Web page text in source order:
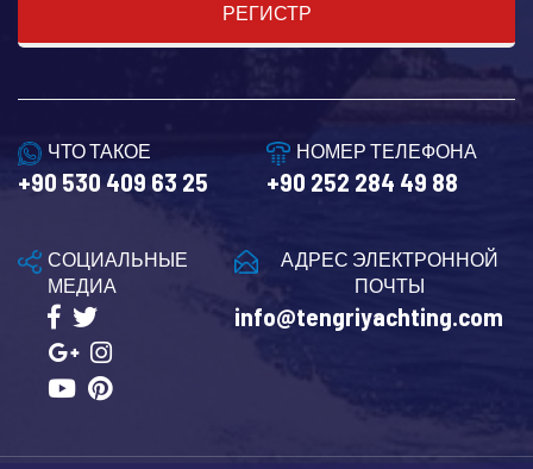
РЕГИСТР
ЧТО ТАКОЕ
+90 530 409 63 25
НОМЕР ТЕЛЕФОНА
+90 252 284 49 88
АДРЕС ЭЛЕКТРОННОЙ
ПОЧТЫ
info@tengriyachting.com
СОЦИАЛЬНЫЕ
МЕДИА